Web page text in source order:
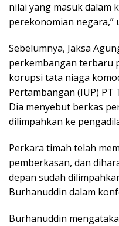
nilai yang masuk dalam
perekonomian negara,”
Sebelumnya, Jaksa
perkembangan terbaru
korupsi tata niaga
Pertambangan (IUP) PT
Dia menyebut berkas
dilimpahkan ke
Perkara timah telah
pemberkasan, dan
depan sudah
Burhanuddin dalam
Burhanuddin